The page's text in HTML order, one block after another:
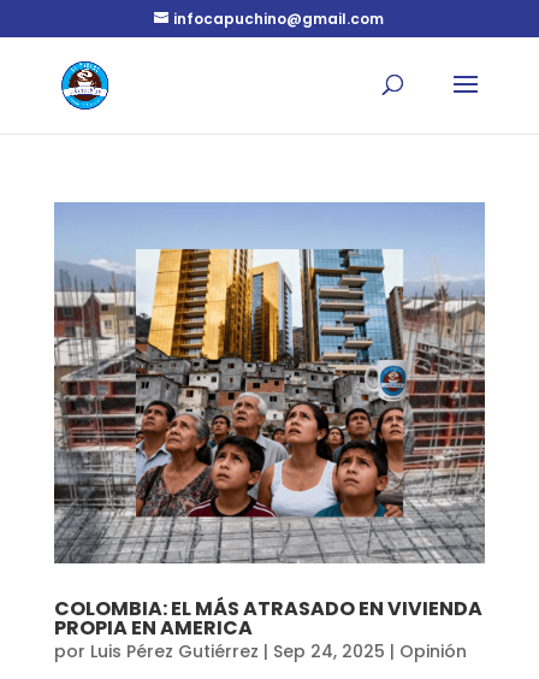
infocapuchino@gmail.com
COLOMBIA: EL MÁS ATRASADO EN VIVIENDA
PROPIA EN AMERICA
por Luis Pérez Gutiérrez | Sep 24, 2025 | Opinión